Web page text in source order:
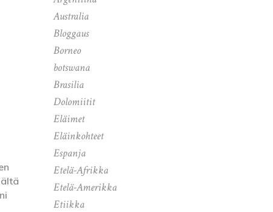
Australia
Bloggaus
Borneo
botswana
Brasilia
Dolomiitit
Eläimet
Eläinkohteet
Espanja
Etelä-Afrikka
Etelä-Amerikka
Etiikka